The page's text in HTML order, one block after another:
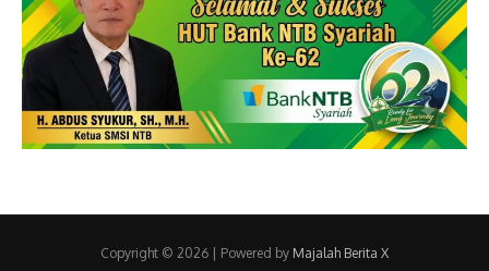
Copyright © 2026 | Powered by Majalah Berita X